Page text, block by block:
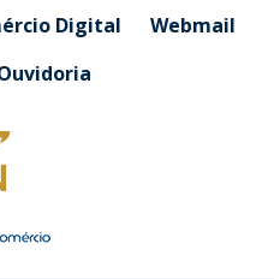
Digital
Webmail